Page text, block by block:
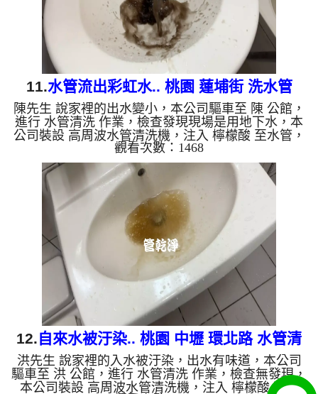
11.水管流出彩虹水.. 桃園 蓮埔街 洗水管
陳先生 說家裡的出水變小，本公司驅車至 陳 公館，
進行 水管清洗 作業，檢查發現現場是用地下水，本
公司裝設 高周波水管清洗機，注入 檸檬酸 至水管，
等了約15分，開啟 水管清洗機 ，啟動 螺旋波 模式，
一洗水管就流出黑水，一下變成棕色綠色，看起來就
像彩虹水，四個多小時後，出水變乾淨熱水出水也恢
復了。 如是自來水，如水管老化，會產生鐵鏽跟泥
沙堆積，洗出來的水就會是咖啡色，地下水含有氧化
錳，管壁上會結成黑色管垢，洗出來的水會跟石油一
樣黑，有些洗出綠色的水，是因為裡面有銅的物質，
生鏽產生銅綠，如...
觀看次數：1468
12.自來水被汙染.. 桃園 中壢 環北路 水管清
洗
洪先生 說家裡的入水被汙染，出水有味道，本公司
驅車至 洪 公館，進行 水管清洗 作業，檢查無發現，
本公司裝設 高周波水管清洗機，注入 檸檬酸 至水